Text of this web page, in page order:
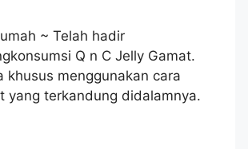
~ Telah hadir
Q n C Jelly Gamat.
menggunakan cara
yang terkandung didalamnya.